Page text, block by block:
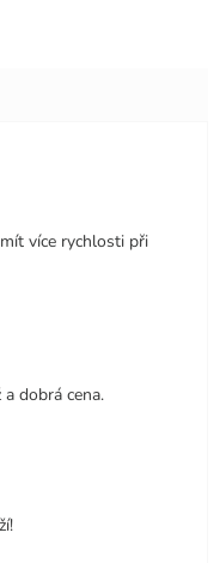
5 hvězdiček.
více rychlosti při
5 hvězdiček.
dobrá cena.
5 hvězdiček.